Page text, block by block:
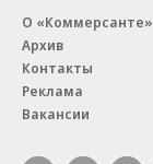
О «Коммерсанте»
Архив
Контакты
Реклама
Вакансии